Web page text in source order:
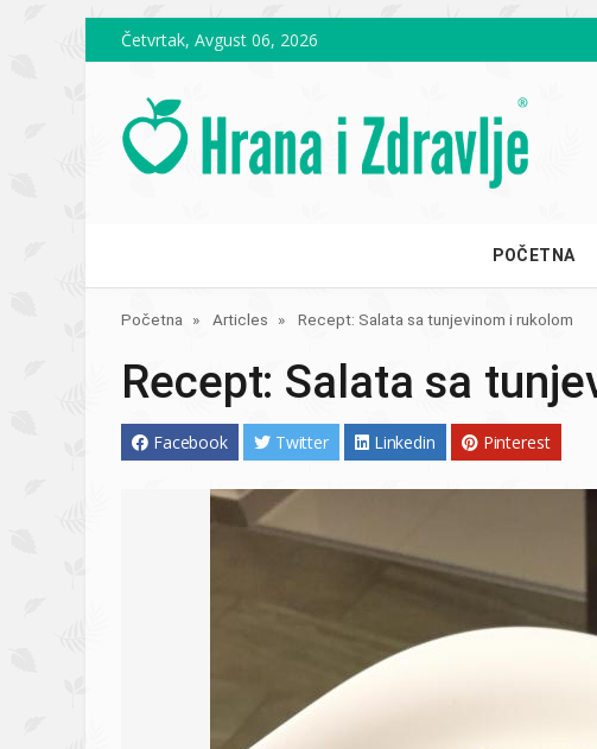
Skip to main contentČetvrtak, Avgust 06, 2026
POČETNA
Početna Articles Recept: Salata sa tunjevinom i rukolom
Recept: Salata sa
Facebook Twitter Linkedin Pinterest
Image